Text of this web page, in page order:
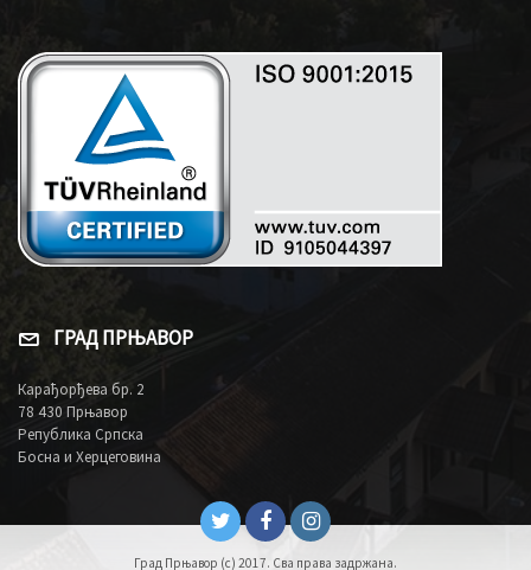
ГРАД ПРЊАВОР
Карађорђева бр. 2
78 430 Прњавор
Република Српска
Босна и Херцеговина
Град Прњавор (c) 2017. Сва права задржана.